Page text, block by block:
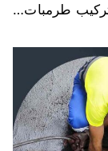
طرمبات…